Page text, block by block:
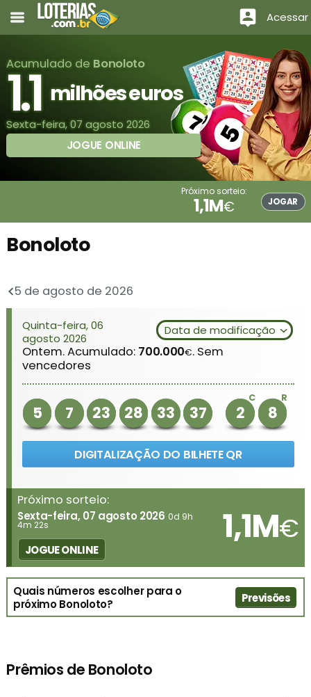
Acessar
Acumulado de Bonoloto
1.1 milhões euros
Sexta-feira, 07 agosto 2026
JOGUE ONLINE
Próximo sorteio:
1,1M€ JOGAR
Bonoloto
5 de agosto de 2026
Quinta-feira, 06
agosto 2026
Data de modificação
Ontem. Acumulado: 700.000€. Sem
vencedores
5 7 23 28 33 37
C
2
R
8
DIGITALIZAÇÃO DO BILHETE QR
Próximo sorteio:
Sexta-feira, 07 agosto 2026 0d 9h
4m 22s
JOGUE ONLINE
1,1M€
Quais números escolher para o
próximo Bonoloto?
Previsões
Prêmios de Bonoloto